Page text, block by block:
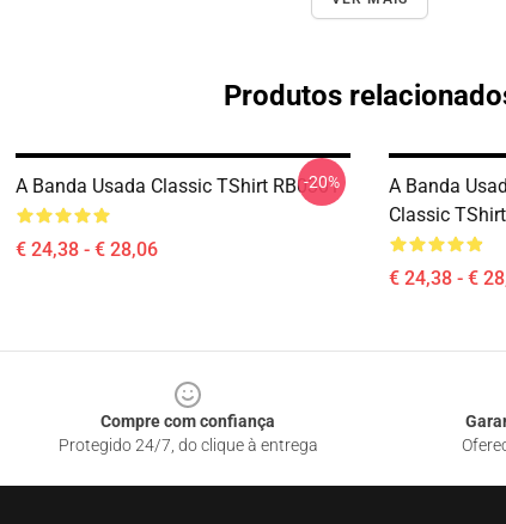
Produtos
A Banda Usada Classic TShirt RB0301
€ 24,38 - € 28,06
-20%
A Banda
Classic
€ 24,38 - €
Compre com confiança
Protegido 24/7, do clique à entrega